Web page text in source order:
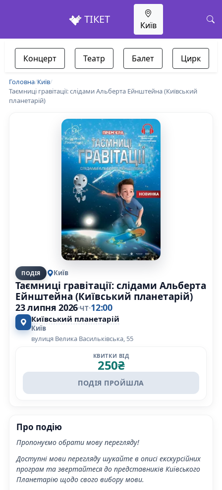
ТІКЕТ Київ
Концерт Театр Балет Цирк
Головна/Київ/
Таємниці гравітації: слідами Альберта Ейнштейна (Київський
планетарій)
ПОДІЯ Київ
Таємниці гравітації: слідами Альберта
Ейнштейна (Київський планетарій)
23 липня 2026 ЧТ 12:00
Київський планетарій
Київ
вулиця Велика Васильківська, 55
КВИТКИ ВІД
250₴
ПОДІЯ ПРОЙШЛА
Про подію
Пропонуємо обрати мову перегляду!
Доступні мови перегляду шукайте в описі екскурсійних
програм та звертайтеся до представників Київського
Планетарію щодо свого вибору мови.